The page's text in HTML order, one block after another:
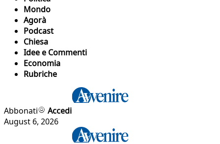
Mondo
Agorà
Podcast
Chiesa
Idee e Commenti
Economia
Rubriche
Abbonati
Accedi
August 6, 2026